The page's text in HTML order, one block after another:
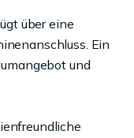
über eine
Ein
und